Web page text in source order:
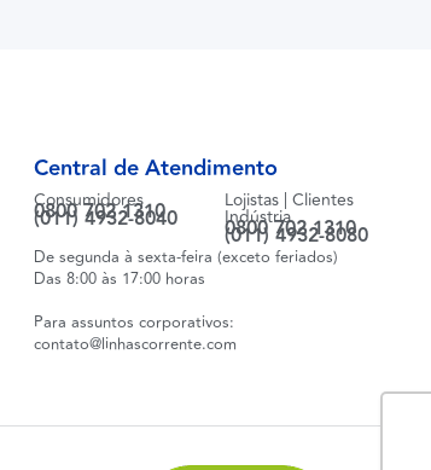
Central de Atendimento
Consumidores
0800 702 1310
(011) 4932-8040
Lojistas | Clientes
Indústria
0800 702 1310
(011) 4932-8080
De segunda à sexta-feira (exceto feriados)
Das 8:00 às 17:00 horas
Para assuntos corporativos:
contato@linhascorrente.com